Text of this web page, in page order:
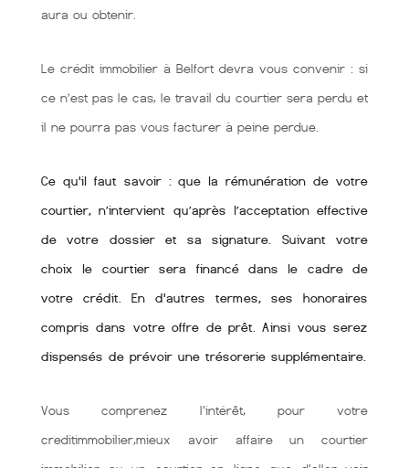
aura ou obtenir.
Le crédit immobilier à Belfort devra vous convenir : si
ce n’est pas le cas, le travail du courtier sera perdu et
il ne pourra pas vous facturer à peine perdue.
Ce qu'il faut savoir : que la rémunération de votre
courtier, n’intervient qu’après l’acceptation effective
de votre dossier et sa signature. Suivant votre
choix le courtier sera financé dans le cadre de
votre crédit. En d'autres termes, ses honoraires
compris dans votre offre de prêt. Ainsi vous serez
dispensés de prévoir une trésorerie supplémentaire.
Vous comprenez l'intérêt, pour votre
creditimmobilier,mieux avoir affaire un courtier